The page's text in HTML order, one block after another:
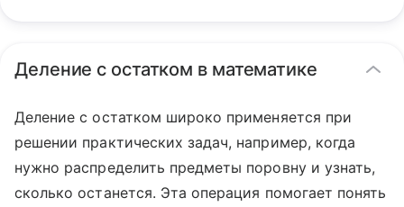
Деление с остатком в математике
Деление с остатком широко применяется при
решении практических задач, например, когда
нужно распределить предметы поровну и узнать,
сколько останется. Эта операция помогает понять